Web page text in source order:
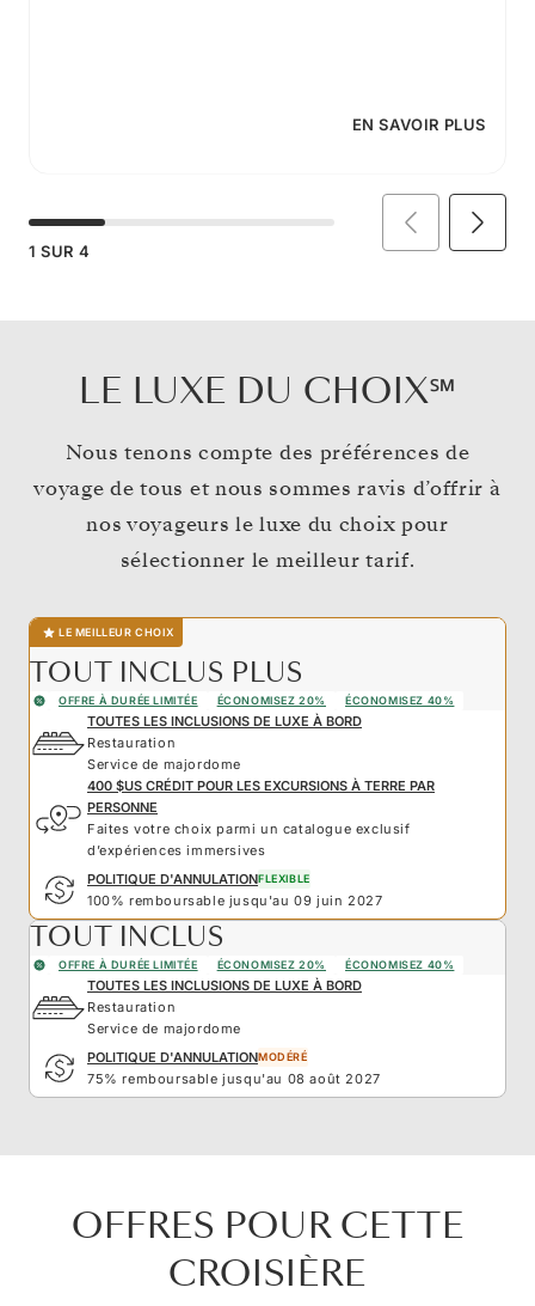
EN SAVOIR PLUS
1 SUR 4
LE LUXE DU CHOIX℠
Nous tenons compte des préférences de
voyage de tous et nous sommes ravis d’offrir à
nos voyageurs le luxe du choix pour
sélectionner le meilleur tarif.
LE MEILLEUR CHOIX
TOUT INCLUS PLUS
OFFRE À DURÉE LIMITÉE ÉCONOMISEZ 20% ÉCONOMISEZ 40%
TOUTES LES INCLUSIONS DE LUXE À BORD
Restauration
Service de majordome
400 $US CRÉDIT POUR LES EXCURSIONS À TERRE PAR
PERSONNE
Faites votre choix parmi un catalogue exclusif
d’expériences immersives
POLITIQUE D'ANNULATIONFLEXIBLE
100% remboursable jusqu'au 09 juin 2027
TOUT INCLUS
OFFRE À DURÉE LIMITÉE ÉCONOMISEZ 20% ÉCONOMISEZ 40%
TOUTES LES INCLUSIONS DE LUXE À BORD
Restauration
Service de majordome
POLITIQUE D'ANNULATIONMODÉRÉ
75% remboursable jusqu'au 08 août 2027
OFFRES POUR CETTE
CROISIÈRE